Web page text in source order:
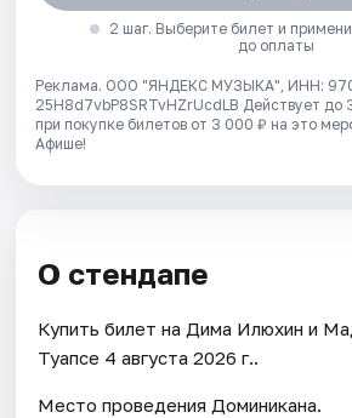
2 шаг. Выберите билет и
до оплаты
Реклама. ООО "ЯНДЕКС МУЗЫКА", ИНН:
25H8d7vbP8SRTvHZrUcdLB Действует до
при покупке билетов от 3 000 ₽ на это
Афише!
О стендапе
Купить билет на Дима Илюхин и
Туапсе 4 августа 2026 г..
Место проведения Доминикана.